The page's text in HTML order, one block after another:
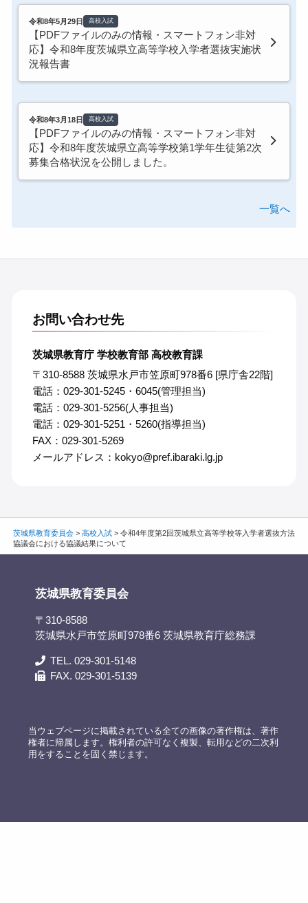
令和8年5月29日 高校入試
【PDFファイルのみの情報・スマートフォン非対
応】令和8年度茨城県立高等学校入学者選抜実施状
況報告書
令和8年3月18日 高校入試
【PDFファイルのみの情報・スマートフォン非対
応】令和8年度茨城県立高等学校第1学年生徒第2次
募集合格状況を公開しました。
一覧へ
お問い合わせ先
茨城県教育庁 学校教育部 高校教育課
〒310-8588 茨城県水戸市笠原町978番6 [県庁舎22階]
電話：029-301-5245・6045(管理担当)
電話：029-301-5256(人事担当)
電話：029-301-5251・5260(指導担当)
FAX：029-301-5269
メールアドレス：kokyo@pref.ibaraki.lg.jp
茨城県教育委員会> 高校入試> 令和4年度第2回茨城県立高等学校等入学者選抜方法
協議会における協議結果について
茨城県教育委員会
〒310-8588
茨城県水戸市笠原町978番6 茨城県教育庁総務課
TEL. 029-301-5148
FAX. 029-301-5139
当ウェブページに掲載されている全ての画像の著作権は、著作
権者に帰属します。権利者の許可なく複製、転用などの二次利
用をすることを固く禁じます。